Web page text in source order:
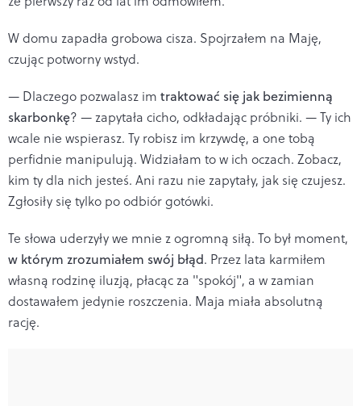
W domu zapadła grobowa cisza. Spojrzałem na Maję,
czując potworny wstyd.
— Dlaczego pozwalasz im traktować się jak bezimienną
skarbonkę? — zapytała cicho, odkładając próbniki. — Ty ich
wcale nie wspierasz. Ty robisz im krzywdę, a one tobą
perfidnie manipulują. Widziałam to w ich oczach. Zobacz,
kim ty dla nich jesteś. Ani razu nie zapytały, jak się czujesz.
Zgłosiły się tylko po odbiór gotówki.
Te słowa uderzyły we mnie z ogromną siłą. To był moment,
w którym zrozumiałem swój błąd. Przez lata karmiłem
własną rodzinę iluzją, płacąc za "spokój", a w zamian
dostawałem jedynie roszczenia. Maja miała absolutną
rację.